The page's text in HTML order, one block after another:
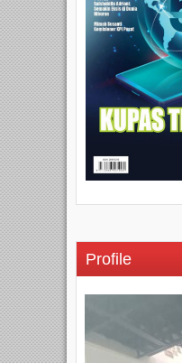
Profile